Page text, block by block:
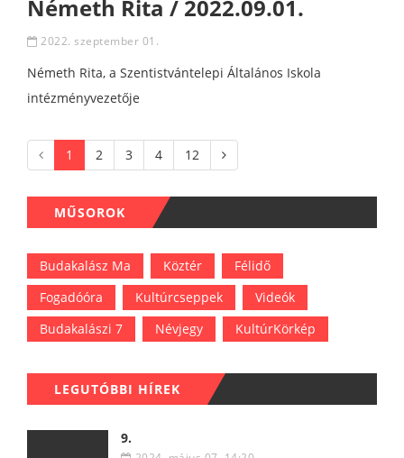
Németh Rita / 2022.09.01.
2022. szeptember 01.
Németh Rita, a Szentistvántelepi Általános Iskola
intézményvezetője
1 2 3 4 12
MŰSOROK
Budakalász Ma Köztér
Félidő
Fogadóóra
Kultúrcseppek
Videók
Budakalászi 7
Névjegy KultúrKörkép
LEGUTÓBBI HÍREK
9.